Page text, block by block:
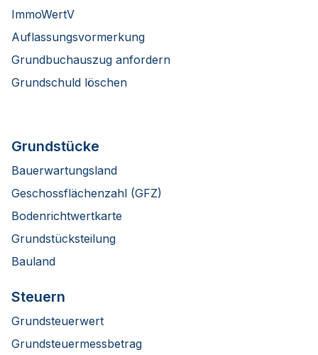
ImmoWertV
Auflassungsvormerkung
Grundbuchauszug anfordern
Grundschuld löschen
Grundstücke
Bauerwartungsland
Geschossflächenzahl (GFZ)
Bodenrichtwertkarte
Grundstücksteilung
Bauland
Steuern
Grundsteuerwert
Grundsteuermessbetrag